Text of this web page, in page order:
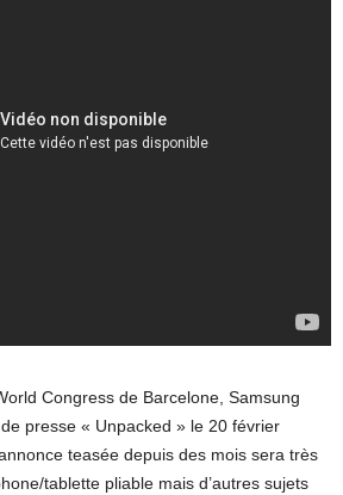
Congress de Barcelone, Samsung
presse « Unpacked » le 20 février
teasée depuis des mois sera très
tablette pliable mais d’autres sujets